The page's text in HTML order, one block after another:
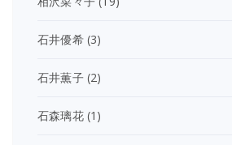
石井優希(3)
石井薫子(2)
石森璃花(1)